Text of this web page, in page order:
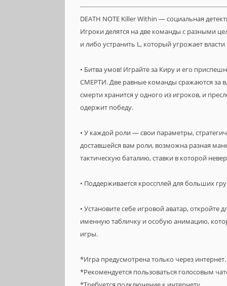
DEATH NOTE Killer Within — социальная
Игроки делятся на две команды с разными
и либо устранить L, который угрожает
• Битва умов! Играйте за Киру и его
СМЕРТИ. Две равные команды сражаются за
смерти хранится у одного из игроков, и
одержит победу.
• У каждой роли — свои параметры,
доставшейся вам роли, возможна разная
тактическую баталию, ставки в которой
• Поддерживается кроссплей для больших
• Установите себе игровой аватар,
именную табличку и особую анимацию,
игры.
*Игра предусмотрена только через
*Рекомендуется пользоваться голосовым